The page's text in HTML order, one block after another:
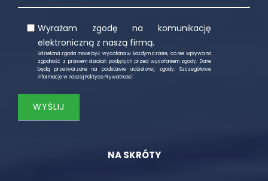
Wyrażam zgodę na komunikację
elektroniczną z naszą firmą.
Udzielona zgoda może być wycofana w każdym czasie, co nie wpływa na
zgodność z prawem działań podjętych przed wycofaniem zgody. Dane
będą przetwarzane na podstawie udzielonej zgody. Szczegółowe
informacje w naszejPolityce Prywatności.
NA SKRÓTY